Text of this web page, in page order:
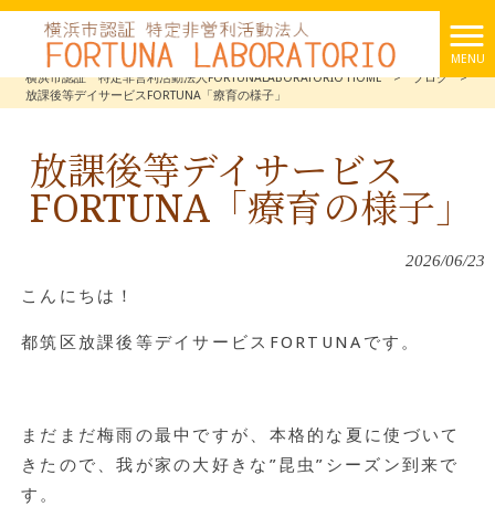
MENU
横浜市認証 特定非営利活動法人FORTUNALABORATORIO HOME
> ブログ
>
放課後等デイサービスFORTUNA「療育の様子」
放課後等デイサービス
FORTUNA「療育の様子」
2026/06/23
こんにちは！
都筑区放課後等デイサービスFORTUNAです。
まだまだ梅雨の最中ですが、本格的な夏に使づいて
きたので、我が家の大好きな”昆虫”シーズン到来で
す。